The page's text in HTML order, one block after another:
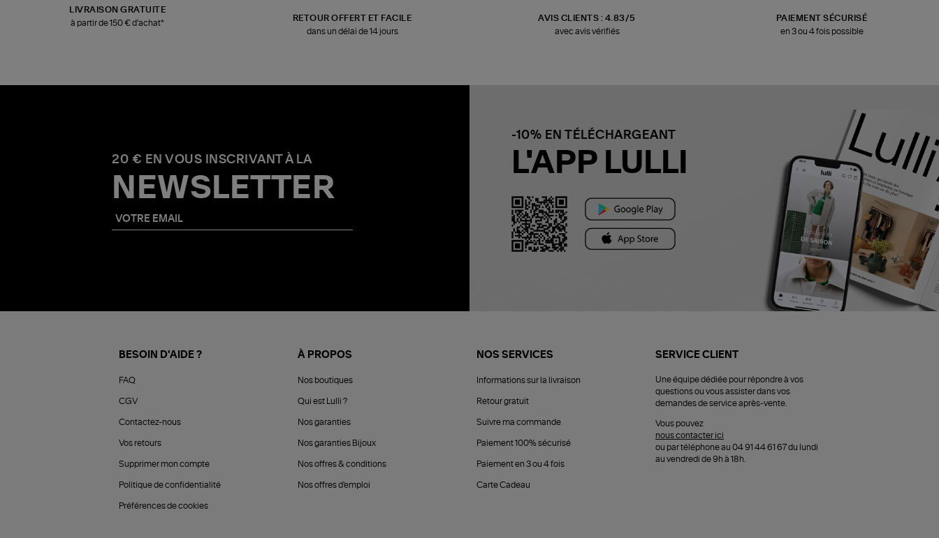
LIVRAISON GRATUITE
à partir de 150 € d'achat*
RETOUR OFFERT ET FACILE
dans un délai de 14 jours
AVIS CLIENTS : 4.83/5
avec avis vérifiés
PAIEMENT SÉCURISÉ
en 3 ou 4 fois possible
20 € EN VOUS INSCRIVANT À LA
NEWSLETTER
-10% EN TÉLÉCHARGEANT
L'APP LULLI
BESOIN D'AIDE ?
FAQ
CGV
Contactez-nous
Vos retours
Supprimer mon compte
Politique de confidentialité
Préférences de cookies
À PROPOS
Nos boutiques
Qui est Lulli ?
Nos garanties
Nos garanties Bijoux
Nos offres & conditions
Nos offres d'emploi
NOS SERVICES
Informations sur la livraison
Retour gratuit
Suivre ma commande
Paiement 100% sécurisé
Paiement en 3 ou 4 fois
Carte Cadeau
SERVICE CLIENT
Une équipe dédiée pour répondre à vos
questions ou vous assister dans vos
demandes de service après-vente.
Vous pouvez
nous contacter ici
ou par téléphone au 04 91 44 61 67 du lundi
au vendredi de 9h à 18h.